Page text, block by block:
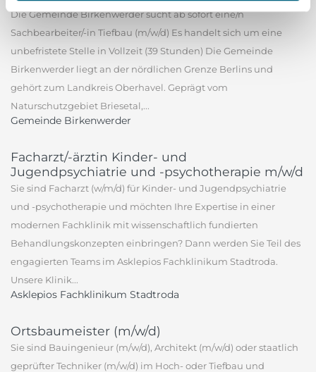
Die Gemeinde Birkenwerder sucht ab sofort eine/n
Sachbearbeiter/-in Tiefbau (m/w/d) Es handelt sich um eine
unbefristete Stelle in Vollzeit (39 Stunden) Die Gemeinde
Birkenwerder liegt an der nördlichen Grenze Berlins und
gehört zum Landkreis Oberhavel. Geprägt vom
Naturschutzgebiet Briesetal,...
Gemeinde Birkenwerder
Facharzt/-ärztin Kinder- und
Jugendpsychiatrie und -psychotherapie m/w/d
Sie sind Facharzt (w/m/d) für Kinder- und Jugendpsychiatrie
und -psychotherapie und möchten Ihre Expertise in einer
modernen Fachklinik mit wissenschaftlich fundierten
Behandlungskonzepten einbringen? Dann werden Sie Teil des
engagierten Teams im Asklepios Fachklinikum Stadtroda.
Unsere Klinik...
Asklepios Fachklinikum Stadtroda
Ortsbaumeister (m/w/d)
Sie sind Bauingenieur (m/w/d), Architekt (m/w/d) oder staatlich
geprüfter Techniker (m/w/d) im Hoch- oder Tiefbau und